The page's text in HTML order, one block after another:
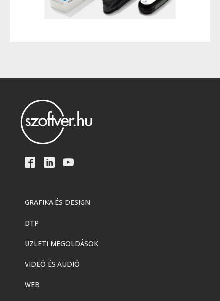
GRAFIKA ÉS DESIGN
DTP
ÜZLETI MEGOLDÁSOK
VIDEÓ ÉS AUDIÓ
WEB